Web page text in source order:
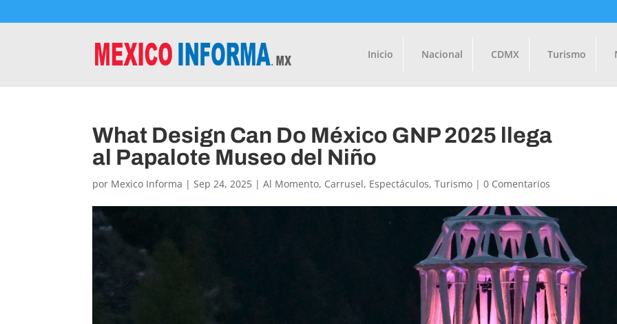
Inicio Nacional CDMX Turismo
What Design Can Do México GNP 2025 llega
al Papalote Museo del Niño
por Mexico Informa |Sep 24, 2025 |Al Momento, Carrusel, Espectáculos,Turismo |0 Comentarios